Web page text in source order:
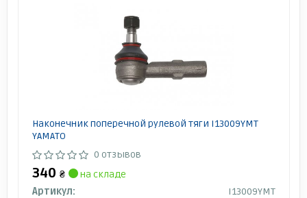
Наконечник поперечной рулевой тяги I13009YMT
YAMATO
0 отзывов
340 ₴
на складе
Артикул:
I13009YMT